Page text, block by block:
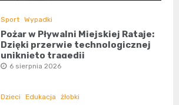
Sport Wypadki
Pożar w Pływalni Miejskiej Rataje:
Dzięki przerwie technologicznej
uniknięto tragedii
6 sierpnia 2026
Dzieci Edukacja żłobki